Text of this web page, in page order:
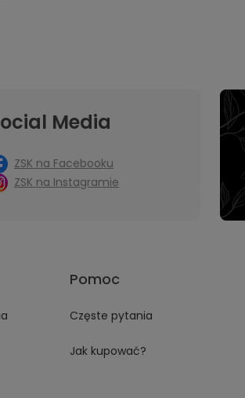
Media
ZSK na Facebooku
ZSK na Instagramie
Pomoc
Częste pytania
Jak kupować?